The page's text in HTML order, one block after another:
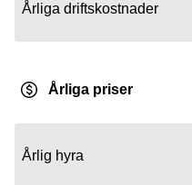
Årliga driftskostnader
Årliga priser
Årlig hyra